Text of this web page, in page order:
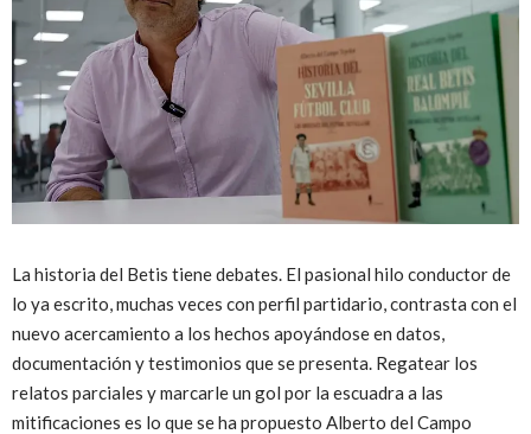
La historia del Betis tiene debates. El pasional hilo conductor de
lo ya escrito, muchas veces con perfil partidario, contrasta con el
nuevo acercamiento a los hechos apoyándose en datos,
documentación y testimonios que se presenta. Regatear los
relatos parciales y marcarle un gol por la escuadra a las
mitificaciones es lo que se ha propuesto Alberto del Campo